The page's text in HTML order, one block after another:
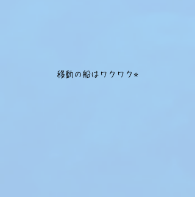
移動の船はワクワク⭐︎